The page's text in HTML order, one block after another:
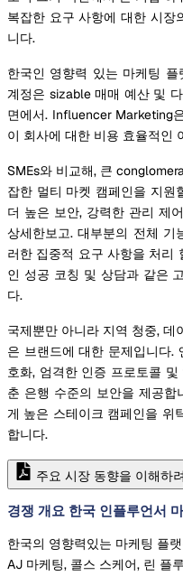
복잡한 요구 사항에 대한 시장
니다.
한국인 영향력 있는 마케팅
계정은 sizable 매매 예산 및
면에서. Influencer Marketing
이 회사에 대한 비용 효율적인
SMEs와 비교해, 큰
잡한 멀티 마켓 캠페인을 지원
더 높은 보안, 강력한 관리 제
상세한보고. 대부분의 전체 기
러한 집중적 요구 사항을 처리
인 성공 코칭 및 상담과 같은
다.
국제뿐만 아니라 지역 청중, 데
은 브랜드에 대한 문제입니다.
호화, 엄격한 인증 프로토콜
춘 은행 수준의 보안을 제공
게 높은 스테이크 캠페인을 위
합니다.
주요 시장 동향을 이해하
경쟁 개요 한국 인플루언서
한국의 영향력있는 마케팅 플
AJ 마케팅, 콜스 스케어, 린 플